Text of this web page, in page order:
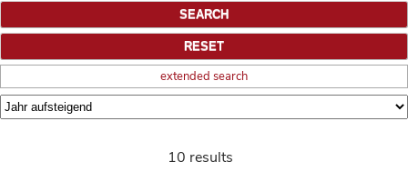
extended search
10 results